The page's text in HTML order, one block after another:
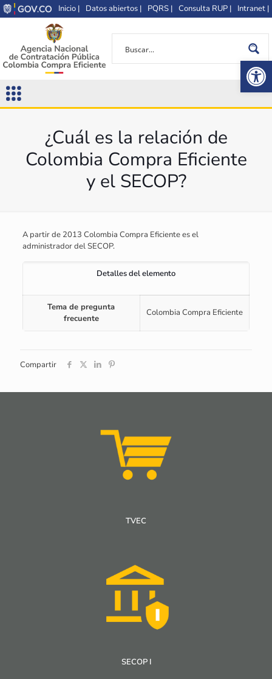
Inicio | Datos abiertos | PQRS | Consulta RUP | Intranet |
¿Cuál es la relación de
Colombia Compra Eficiente
y el SECOP?
A partir de 2013 Colombia Compra Eficiente es el
administrador del SECOP.
Detalles del elemento
Tema de pregunta
frecuente
Colombia Compra Eficiente
Compartir
TVEC
SECOP I